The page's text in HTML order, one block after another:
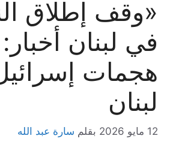
«وقف إطلاق
في لبنان أخبار:
هجمات
لبنان
12 مايو 2026 بقلم سارة عبد الله